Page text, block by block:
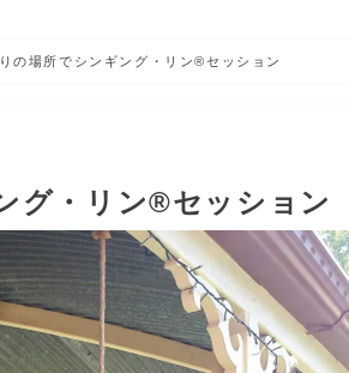
の場所でシンギング・リン®セッション
グ・リン®セッション